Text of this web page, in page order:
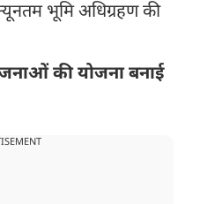
भूमि अधिग्रहण की
की योजना बनाई